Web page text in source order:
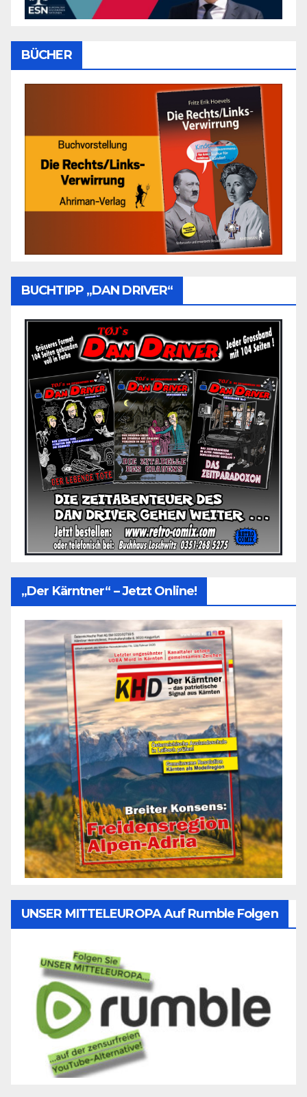
BÜCHER
BUCHTIPP „DAN DRIVER“
„Der Kärntner“ – Jetzt Online!
UNSER MITTELEUROPA Auf Rumble Folgen